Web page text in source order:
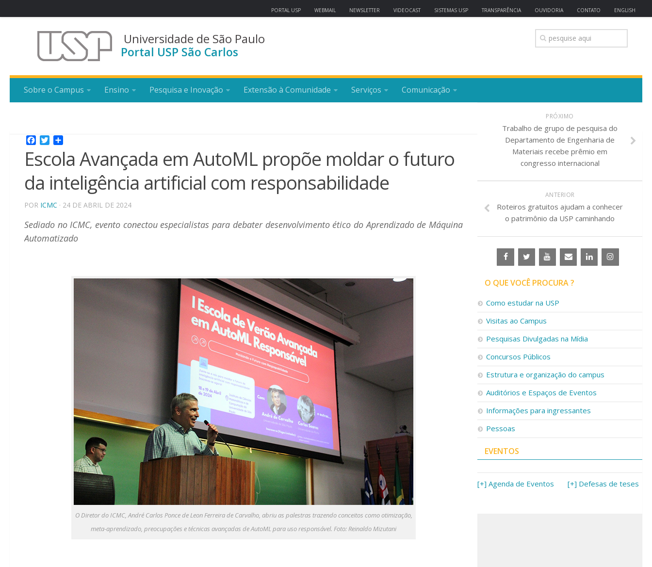
PORTAL USP WEBMAIL NEWSLETTER VIDEOCAST SISTEMAS USP TRANSPARÊNCIA OUVIDORIA CONTATO ENGLISH
Universidade de São Paulo
Portal USP São Carlos
Sobre o Campus Ensino Pesquisa e Inovação Extensão à Comunidade Serviços Comunicação
Facebook
Twitter
Escola Avançada em AutoML propõe moldar o futuro
da inteligência artificial com responsabilidade
POR ICMC · 24 DE ABRIL DE 2024
Sediado no ICMC, evento conectou especialistas para debater desenvolvimento ético do Aprendizado de Máquina
Automatizado
O Diretor do ICMC, André Carlos Ponce de Leon Ferreira de Carvalho, abriu as palestras trazendo conceitos como otimização,
meta-aprendizado, preocupações e técnicas avançadas de AutoML para uso responsável. Foto: Reinaldo Mizutani
PRÓXIMO
Trabalho de grupo de pesquisa do
Departamento de Engenharia de
Materiais recebe prêmio em
congresso internacional
ANTERIOR
Roteiros gratuitos ajudam a conhecer
o patrimônio da USP caminhando
O QUE VOCÊ PROCURA ?
Como estudar na USP
Visitas ao Campus
Pesquisas Divulgadas na Mídia
Concursos Públicos
Estrutura e organização do campus
Auditórios e Espaços de Eventos
Informações para ingressantes
Pessoas
EVENTOS
[+] Agenda de Eventos [+] Defesas de teses